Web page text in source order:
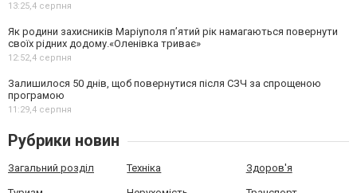
13:25,4 серпня
Як родини захисників Маріуполя пʼятий рік намагаються повернути
своїх рідних додому.«Оленівка триває»
12:52,4 серпня
Залишилося 50 днів, щоб повернутися після СЗЧ за спрощеною
програмою
11:29,4 серпня
Рубрики новин
Загальний розділ Техніка Здоров'я